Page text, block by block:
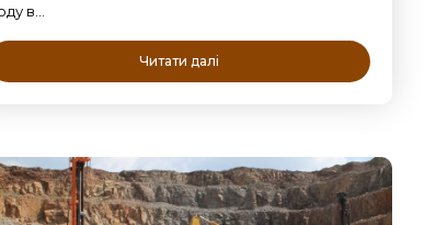
в…
Читати далі